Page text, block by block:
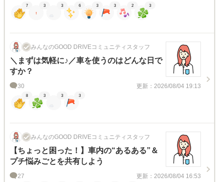
7 3 3 6 3 3 2 3
みんなのGOOD DRIVEコミュニティスタッフ
＼まずは気軽に♪／車を使うのはどんな日で
すか？
30 更新：2026/08/04 19:13
8 3 3 3
みんなのGOOD DRIVEコミュニティスタッフ
【ちょっと困った！】車内の“あるある”＆
プチ悩みごとを共有しよう
27 更新：2026/08/04 16:53